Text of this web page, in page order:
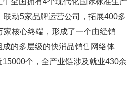
全国拥有4个现代化国际标准生产
动5家品牌运营公司，拓展400多
核心终端，形成了一个由经销
的多层级的快消品销售网络体
个，全产业链涉及就业430余